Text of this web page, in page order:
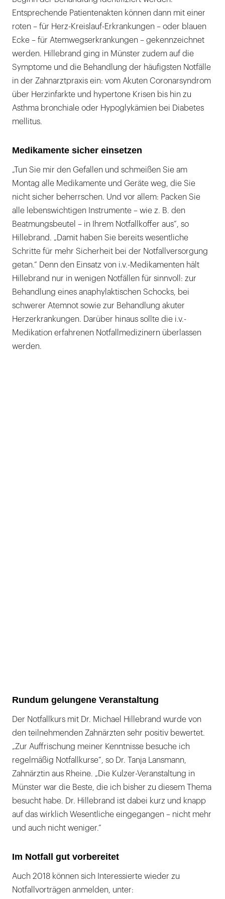
Entsprechende Patientenakten können dann mit einer
roten – für Herz-Kreislauf-Erkrankungen – oder blauen
Ecke – für Atemwegserkrankungen – gekennzeichnet
werden. Hillebrand ging in Münster zudem auf die
Symptome und die Behandlung der häufigsten Notfälle
in der Zahnarztpraxis ein: vom Akuten Coronarsyndrom
über Herzinfarkte und hypertone Krisen bis hin zu
Asthma bronchiale oder Hypoglykämien bei Diabetes
mellitus.
Medikamente sicher einsetzen
„Tun Sie mir den Gefallen und schmeißen Sie am
Montag alle Medikamente und Geräte weg, die Sie
nicht sicher beherrschen. Und vor allem: Packen Sie
alle lebenswichtigen Instrumente – wie z. B. den
Beatmungsbeutel – in Ihrem Notfallkoffer aus“, so
Hillebrand. „Damit haben Sie bereits wesentliche
Schritte für mehr Sicherheit bei der Notfallversorgung
getan.“ Denn den Einsatz von i.v.-Medikamenten hält
Hillebrand nur in wenigen Notfällen für sinnvoll: zur
Behandlung eines anaphylaktischen Schocks, bei
schwerer Atemnot sowie zur Behandlung akuter
Herzerkrankungen. Darüber hinaus sollte die i.v.-
Medikation erfahrenen Notfallmedizinern überlassen
werden.
Rundum gelungene Veranstaltung
Der Notfallkurs mit Dr. Michael Hillebrand wurde von
den teilnehmenden Zahnärzten sehr positiv bewertet.
„Zur Auffrischung meiner Kenntnisse besuche ich
regelmäßig Notfallkurse“, so Dr. Tanja Lansmann,
Zahnärztin aus Rheine. „Die Kulzer-Veranstaltung in
Münster war die Beste, die ich bisher zu diesem Thema
besucht habe. Dr. Hillebrand ist dabei kurz und knapp
auf das wirklich Wesentliche eingegangen – nicht mehr
und auch nicht weniger.“
Im Notfall gut vorbereitet
Auch 2018 können sich Interessierte wieder zu
Notfallvorträgen anmelden, unter: